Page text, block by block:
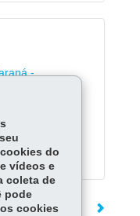
-
Estadual de
do
vídeos e
coleta de
pode
cookies